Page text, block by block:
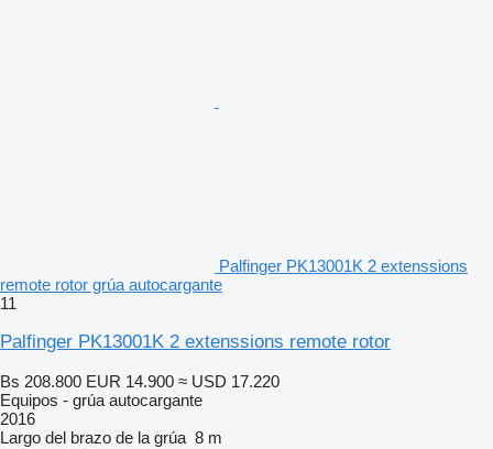
Palfinger PK13001K 2 extenssions
remote rotor grúa autocargante
11
Palfinger PK13001K 2 extenssions remote rotor
Bs 208.800 EUR 14.900 ≈ USD 17.220
Equipos - grúa autocargante
2016
Largo del brazo de la grúa 8 m